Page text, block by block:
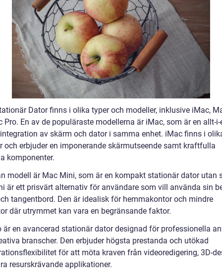
Dator finns i olika typer och modeller, inklusive iMac,
Pro. En av de populäraste modellerna är iMac, som är en allt-
av skärm och dator i samma enhet. iMac finns i
och erbjuder en imponerande skärmutseende samt kraftfulla
komponenter.
modell är Mac Mini, som är en kompakt stationär dator utan
är ett prisvärt alternativ för användare som vill använda sin
tangentbord. Den är idealisk för hemmakontor och mindre
där utrymmet kan vara en begränsande faktor.
är en avancerad stationär dator designad för professionella
branscher. Den erbjuder högsta prestanda och utökad
för att möta kraven från videoredigering, 3D-
resurskrävande applikationer.